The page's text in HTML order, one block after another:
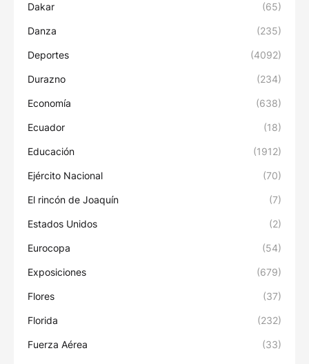
Dakar (65)
Danza (235)
Deportes (4092)
Durazno (234)
Economía (638)
Ecuador (18)
Educación (1912)
Ejército Nacional (70)
El rincón de Joaquín (7)
Estados Unidos (2)
Eurocopa (54)
Exposiciones (679)
Flores (37)
Florida (232)
Fuerza Aérea (33)